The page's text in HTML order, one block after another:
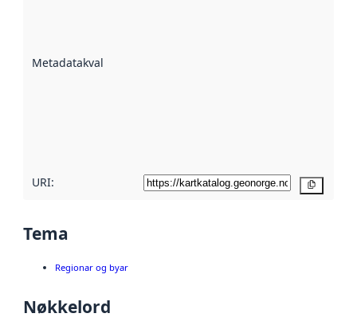
Metadatakvalitet
URI:
Tema
Regionar og byar
Nøkkelord